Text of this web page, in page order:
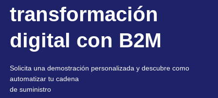
transformación
digital con B2M
Solicita una demostración personalizada y descubre como
automatizar tu cadena
de suministro